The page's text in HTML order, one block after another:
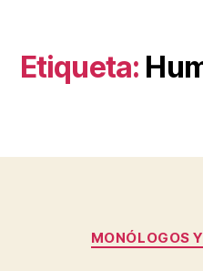
Etiqueta:
MONÓLOGOS